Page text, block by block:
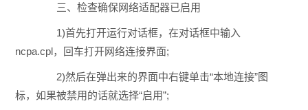
三、检查确保网络适配器已启用
1)首先打开运行对话框，在对话框中输入
ncpa.cpl，回车打开网络连接界面;
2)然后在弹出来的界面中右键单击“本地连接”图
标，如果被禁用的话就选择“启用”;